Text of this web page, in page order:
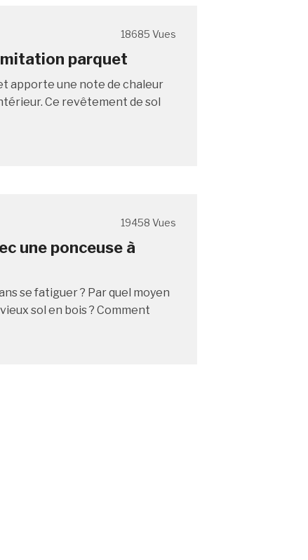
18685 Vues
parquet
apporte une note de chaleur
Ce revêtement de sol
19458 Vues
une ponceuse à
se fatiguer ? Par quel moyen
sol en bois ? Comment